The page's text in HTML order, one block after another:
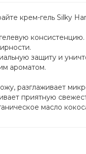
крем-гель Silky
консистенцию.
защиту и
ароматом.
разглаживает
приятную
масло